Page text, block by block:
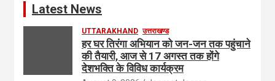
Latest News
UTTARAKHAND उत्तराखण्ड
हर घर तिरंगा अभियान को जन-जन तक पहुंचाने
की तैयारी, आज से 17 अगस्त तक होंगे
देशभक्ति के विविध कार्यक्रम